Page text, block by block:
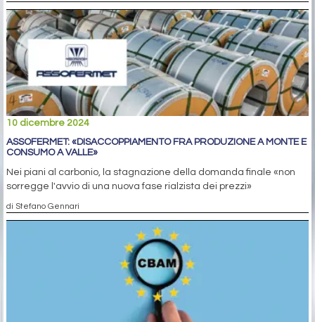
10 dicembre 2024
ASSOFERMET: «DISACCOPPIAMENTO FRA PRODUZIONE A MONTE E
CONSUMO A VALLE»
Nei piani al carbonio, la stagnazione della domanda finale «non
sorregge l'avvio di una nuova fase rialzista dei prezzi»
di Stefano Gennari